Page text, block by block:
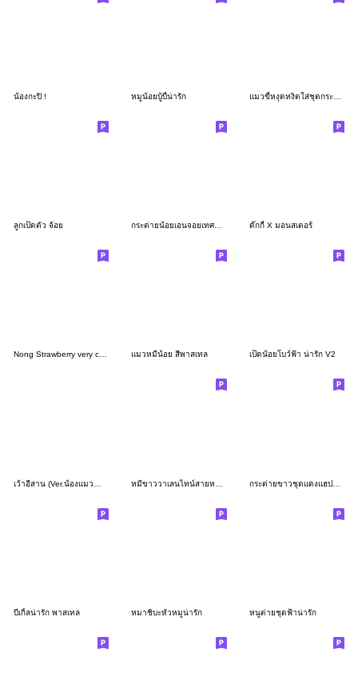
น้องกะปิ ! หมูน้อยบู้บี้น่ารัก แมวขี้หงุดหงิดใส่ชุดกระต่ายชมพู
ลูกเป็ดตัว จ้อย ดั๊กกี้ X มอนสเตอร์
Nong Strawberry very cute แมวหมีน้อย สีพาสเทล เป็ดน้อยโบว์ฟ้า น่ารัก V2
บีเกิ้ลน่ารัก พาสเทล หมาชิบะหัวหมูน่ารัก หนูต่ายชุดฟ้าน่ารัก